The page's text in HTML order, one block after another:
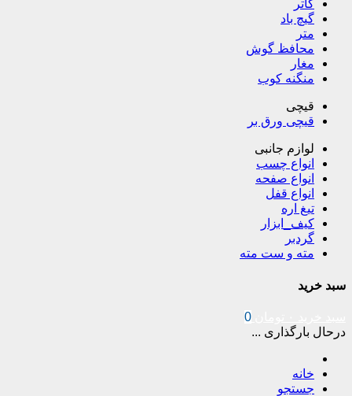
کاتر
گیچ باد
متر
محافظ گوش
مغار
منگنه کوب
قیچی
قیچی ورق بر
لوازم جانبی
انواع چسب
انواع صفحه
انواع قفل
تیغ اره
کیف_ابزار
گردبر
مته و ست مته
سبد خرید
0
درحال بارگذاری ...
خانه
جستجو